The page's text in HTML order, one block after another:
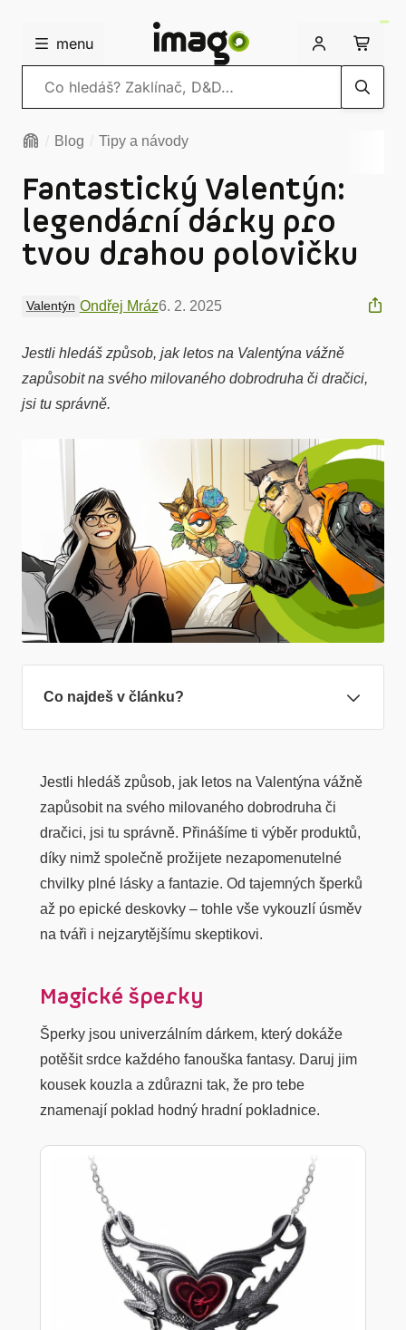
menu
Vyhledávání
Blog Tipy a návody
Fantastický Valentýn:
legendární dárky pro
tvou drahou polovičku
Valentýn Ondřej Mráz6. 2. 2025
Jestli hledáš způsob, jak letos na Valentýna vážně
zapůsobit na svého milovaného dobrodruha či dračici,
jsi tu správně.
Co najdeš v článku?
Jestli hledáš způsob, jak letos na Valentýna vážně
zapůsobit na svého milovaného dobrodruha či
dračici, jsi tu správně. Přinášíme ti výběr produktů,
díky nimž společně prožijete nezapomenutelné
chvilky plné lásky a fantazie. Od tajemných šperků
až po epické deskovky – tohle vše vykouzlí úsměv
na tváři i nejzarytějšímu skeptikovi.
Magické šperky
Šperky jsou univerzálním dárkem, který dokáže
potěšit srdce každého fanouška fantasy. Daruj jim
kousek kouzla a zdůrazni tak, že pro tebe
znamenají poklad hodný hradní pokladnice.